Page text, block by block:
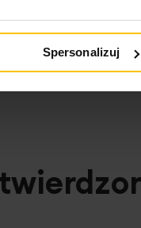
Spersonalizuj
Cię